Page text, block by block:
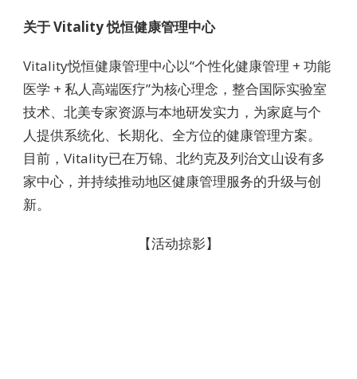
关于 Vitality 悦恒健康管理中心
Vitality悦恒健康管理中心以“个性化健康管理 + 功能
医学 + 私人高端医疗”为核心理念，整合国际实验室
技术、北美专家资源与本地研发实力，为家庭与个
人提供系统化、长期化、全方位的健康管理方案。
目前，Vitality已在万锦、北约克及列治文山设有多
家中心，并持续推动地区健康管理服务的升级与创
新。
【活动掠影】